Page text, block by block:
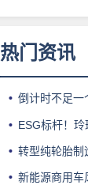
热门资讯
倒计时不足一个月！
ESG标杆！玲珑云
转型纯轮胎制造
新能源商用车风